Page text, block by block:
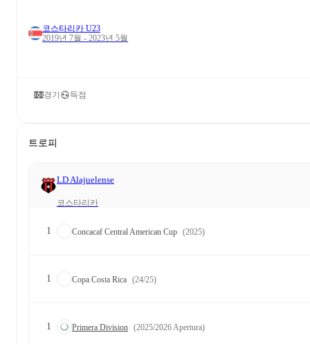
코스타리카 U23
2019년 7월 - 2023년 5월
경기 득점
트로피
LD Alajuelense
코스타리카
1 Concacaf Central American Cup (2025)
1 Copa Costa Rica (24/25)
1 Primera Division (2025/2026 Apertura)